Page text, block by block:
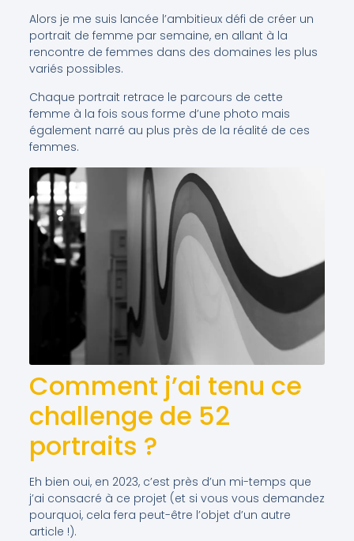
Alors je me suis lancée l’ambitieux défi de créer un
portrait de femme par semaine, en allant à la
rencontre de femmes dans des domaines les plus
variés possibles.
Chaque portrait retrace le parcours de cette
femme à la fois sous forme d’une photo mais
également narré au plus près de la réalité de ces
femmes.
Comment j’ai tenu ce
challenge de 52
portraits ?
Eh bien oui, en 2023, c’est près d’un mi-temps que
j’ai consacré à ce projet (et si vous vous demandez
pourquoi, cela fera peut-être l’objet d’un autre
article !).